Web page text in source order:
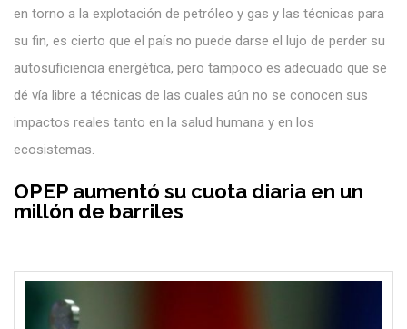
en torno a la explotación de petróleo y gas y las técnicas para
su fin, es cierto que el país no puede darse el lujo de perder su
autosuficiencia energética, pero tampoco es adecuado que se
dé vía libre a técnicas de las cuales aún no se conocen sus
impactos reales tanto en la salud humana y en los
ecosistemas.
OPEP aumentó su cuota diaria en un
millón de barriles